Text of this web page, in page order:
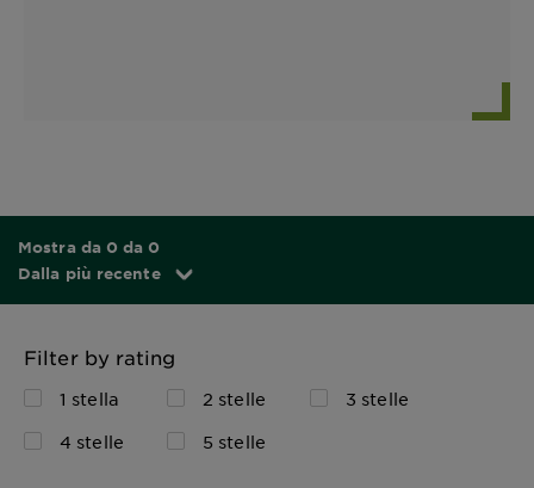
Mostra da 0 da 0
Dalla più recente
Filter by rating
1 stella 2 stelle
3 stelle
4 stelle
5 stelle